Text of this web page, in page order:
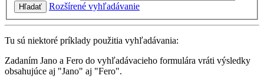
Hľadať Rozšírené vyhľadávanie
Tu sú niektoré príklady použitia vyhľadávania:
Zadaním Jano a Fero do vyhľadávacieho formulára vráti výsledky
obsahujúce aj "Jano" aj "Fero".